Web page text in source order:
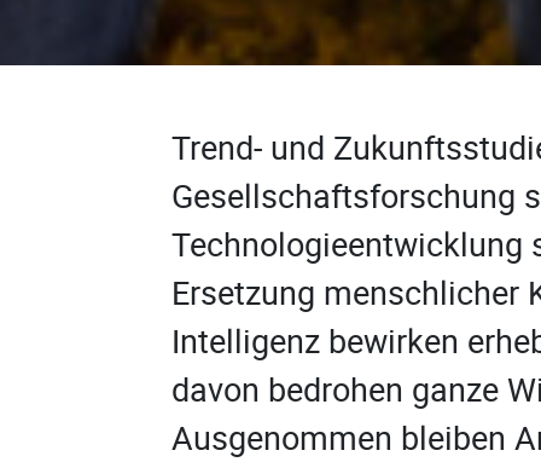
Trend- und
Gesellschaftsforschung
Technologieentwicklung
Ersetzung menschlicher
Intelligenz bewirken
davon bedrohen ganze
Ausgenommen bleiben